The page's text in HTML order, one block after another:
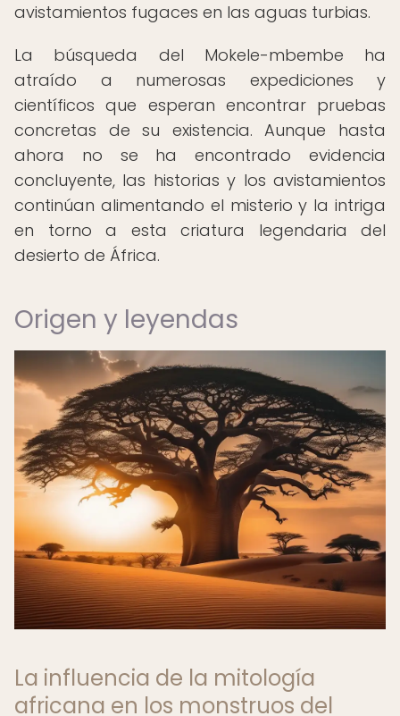
avistamientos fugaces en las aguas turbias.
La búsqueda del Mokele-mbembe ha
atraído a numerosas expediciones y
científicos que esperan encontrar pruebas
concretas de su existencia. Aunque hasta
ahora no se ha encontrado evidencia
concluyente, las historias y los avistamientos
continúan alimentando el misterio y la intriga
en torno a esta criatura legendaria del
desierto de África.
Origen y leyendas
La influencia de la mitología
africana en los monstruos del